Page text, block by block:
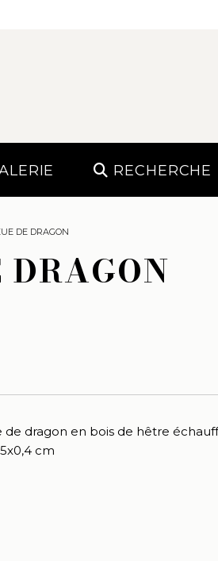
RECHERCHE
DE DRAGON
DRAGON
dragon en bois de hêtre
cm